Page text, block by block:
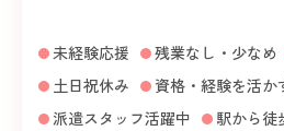
未経験応援 残業なし・少なめ
土日祝休み
資格・経験を活か
派遣スタッフ活躍中
駅から徒